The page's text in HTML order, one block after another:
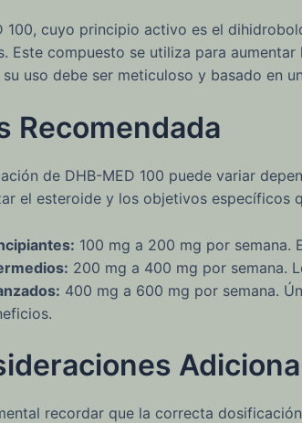
100, cuyo principio activo es el
Este compuesto se utiliza para
uso debe ser meticuloso y basado en
Recomendada
de DHB-MED 100 puede variar
el esteroide y los objetivos específicos
100 mg a 200 mg por semana.
200 mg a 400 mg por semana.
400 mg a 600 mg por semana.
recordar que la correcta